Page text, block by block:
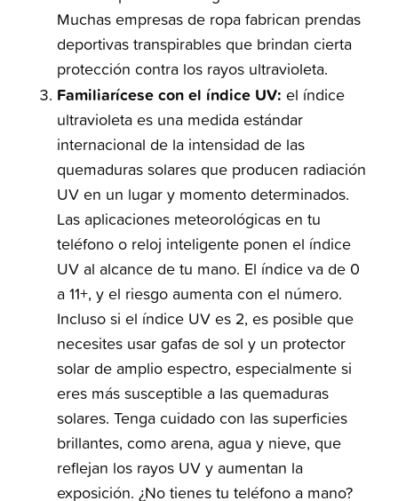
Muchas empresas de ropa fabrican prendas
deportivas transpirables que brindan cierta
protección contra los rayos ultravioleta.
Familiarícese con el índice UV: el índice
ultravioleta es una medida estándar
internacional de la intensidad de las
quemaduras solares que producen radiación
UV en un lugar y momento determinados.
Las aplicaciones meteorológicas en tu
teléfono o reloj inteligente ponen el índice
UV al alcance de tu mano. El índice va de 0
a 11+, y el riesgo aumenta con el número.
Incluso si el índice UV es 2, es posible que
necesites usar gafas de sol y un protector
solar de amplio espectro, especialmente si
eres más susceptible a las quemaduras
solares. Tenga cuidado con las superficies
brillantes, como arena, agua y nieve, que
reflejan los rayos UV y aumentan la
exposición. ¿No tienes tu teléfono a mano?